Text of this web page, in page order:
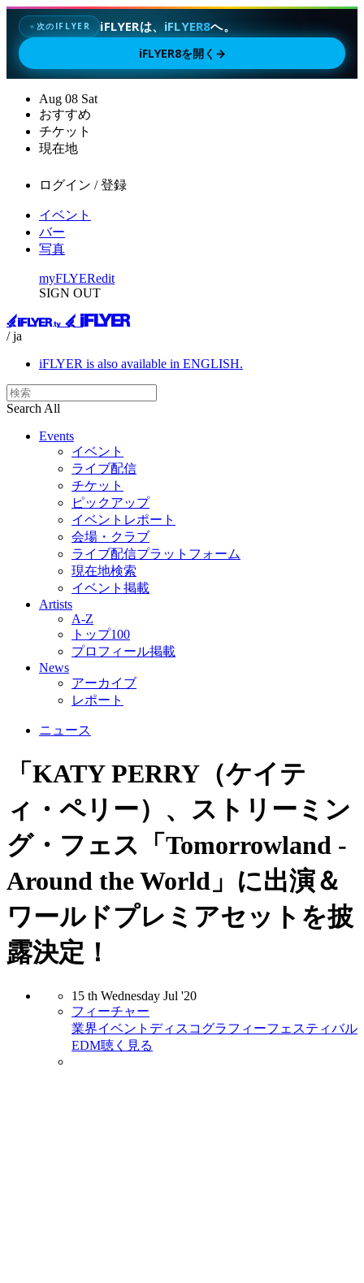
✦次のIFLYER iFLYERは、 iFLYER8へ。
iFLYER8を開く →
Aug 08 Sat
おすすめ
チケット
現在地
ログイン / 登録
イベント
バー
写真
myFLYERedit
SIGN OUT
/ ja
iFLYER is also available in ENGLISH.
Search All
Events
イベント
ライブ配信
チケット
ピックアップ
イベントレポート
会場・クラブ
ライブ配信プラットフォーム
現在地検索
イベント掲載
Artists
A-Z
トップ100
プロフィール掲載
News
アーカイブ
レポート
ニュース
「KATY PERRY（ケイテ
ィ・ペリー）、ストリーミン
グ・フェス「Tomorrowland -
Around the World」に出演＆
ワールドプレミアセットを披
露決定！
15 th Wednesday Jul '20
フィーチャー
業界イベント ディスコグラフィーフェスティバル
EDM聴く 見る